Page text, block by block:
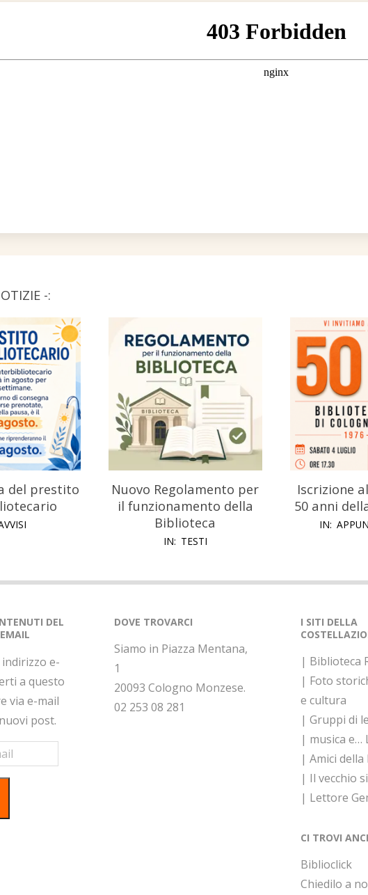
-:
del prestito
Nuovo Regolamento per
il funzionamento della
Biblioteca
IN: TESTI
Iscrizione
50 anni
IN:
DEL
e-
a questo
via e-mail
post.
DOVE TROVARCI
Siamo in Piazza Mentana,
1
20093 Cologno Monzese.
02 253 08 281
I SITI DELLA
| Biblioteca
| Foto
e cultura
| Gruppi di
| musica e…
| Amici
| Il vecchio
| Lettore
CI TROVI
Biblioclick
Chiedilo a